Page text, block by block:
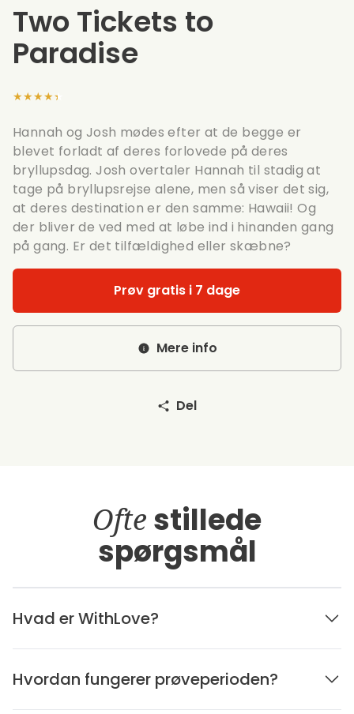
Two Tickets to
Paradise
★★★★★
Hannah og Josh mødes efter at de begge er
blevet forladt af deres forlovede på deres
bryllupsdag. Josh overtaler Hannah til stadig at
tage på bryllupsrejse alene, men så viser det sig,
at deres destination er den samme: Hawaii! Og
der bliver de ved med at løbe ind i hinanden gang
på gang. Er det tilfældighed eller skæbne?
Prøv gratis i 7 dage
Mere info
Del
Ofte stillede
spørgsmål
Hvad er WithLove?
Hvordan fungerer prøveperioden?